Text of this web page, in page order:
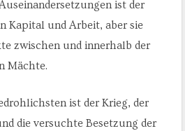
ist der
Kapital und Arbeit, aber sie
zwischen und innerhalb der
Mächte.
ist der Krieg, der
die versuchte Besetzung der